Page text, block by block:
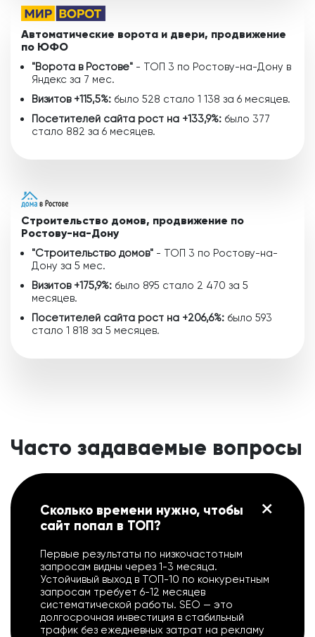
Автоматические ворота и двери, продвижение
по ЮФО
"Ворота в Ростове" - ТОП 3 по Ростову-на-Дону в
Яндекс за 7 мес.
Визитов +115,5%: было 528 стало 1 138 за 6 месяцев.
Посетителей сайта рост на +133,9%: было 377
стало 882 за 6 месяцев.
Строительство домов, продвижение по
Ростову-на-Дону
"Строительство домов" - ТОП 3 по Ростову-на-
Дону за 5 мес.
Визитов +175,9%: было 895 стало 2 470 за 5
месяцев.
Посетителей сайта рост на +206,6%: было 593
стало 1 818 за 5 месяцев.
Часто задаваемые вопросы
Сколько времени нужно, чтобы
сайт попал в ТОП?
Первые результаты по низкочастотным
запросам видны через 1-3 месяца.
Устойчивый выход в ТОП-10 по конкурентным
запросам требует 6-12 месяцев
систематической работы. SEO — это
долгосрочная инвестиция в стабильный
трафик без ежедневных затрат на рекламу